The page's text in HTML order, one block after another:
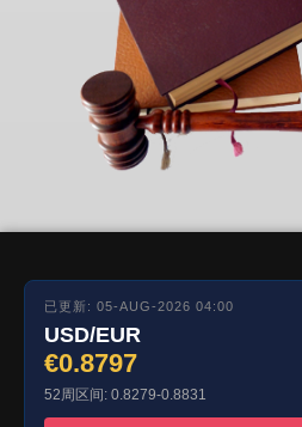
已更新: 05-AUG-2026 04:00
USD/EUR
€0.8797
52周区间: 0.8279-0.8831